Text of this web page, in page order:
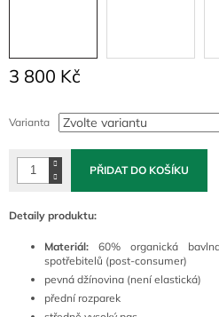
3 800 Kč
cena:
Varianta
PŘIDAT DO KOŠÍKU
Detaily produktu:
Materiál: 60% organická
spotřebitelů (post-consumer)
pevná džínovina (není elastická)
přední rozparek